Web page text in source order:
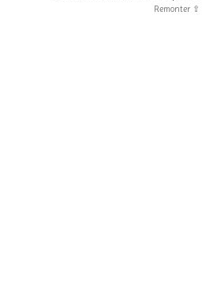
Remonter ⇪